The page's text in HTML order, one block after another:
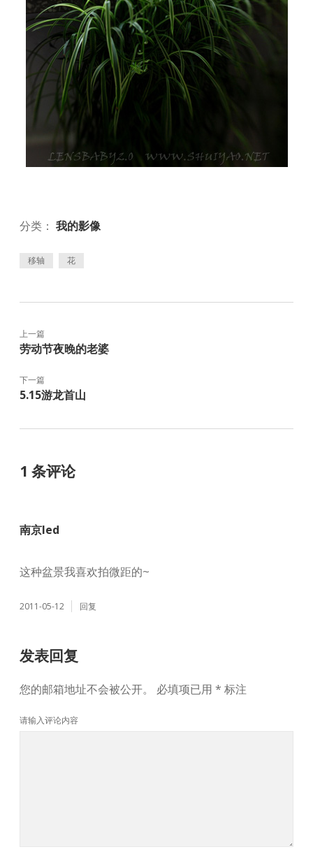
分类： 我的影像
移轴 花
上一篇
劳动节夜晚的老婆
下一篇
5.15游龙首山
1 条评论
南京led
这种盆景我喜欢拍微距的~
2011-05-12 回复
发表回复
您的邮箱地址不会被公开。 必填项已用 * 标注
请输入评论内容